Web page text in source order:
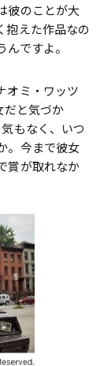
彼のことが大
抱えた作品なの
ですよ。
オミ・ワッツ
と気づか
もなく、いつ
。今まで彼女
賞が取れなか